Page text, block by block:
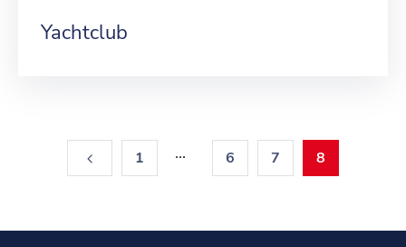
Yachtclub
1 ... 6 7 8